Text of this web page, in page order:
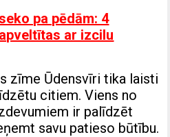
pa pēdām: 4
ar izcilu
zīme Ūdensvīri tika laisti
citiem. Viens no
ir palīdzēt
savu patieso būtību.